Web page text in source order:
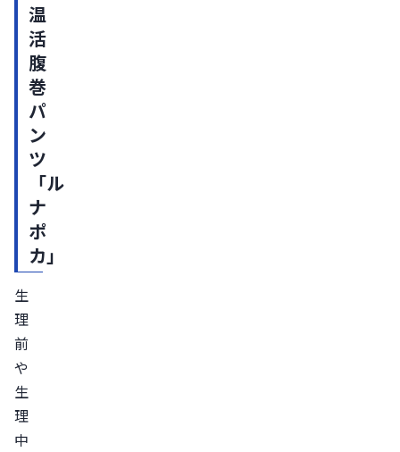
温
活
腹
巻
パ
ン
ツ
「ル
ナ
ポ
カ」
生
理
前
や
生
理
中